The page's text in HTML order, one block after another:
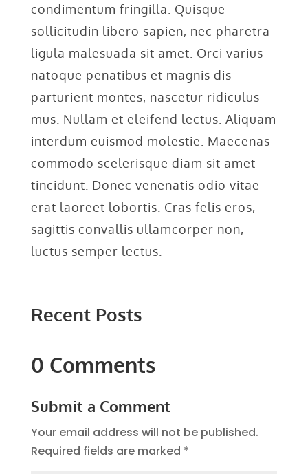
condimentum fringilla. Quisque
sollicitudin libero sapien, nec pharetra
ligula malesuada sit amet. Orci varius
natoque penatibus et magnis dis
parturient montes, nascetur ridiculus
mus. Nullam et eleifend lectus. Aliquam
interdum euismod molestie. Maecenas
commodo scelerisque diam sit amet
tincidunt. Donec venenatis odio vitae
erat laoreet lobortis. Cras felis eros,
sagittis convallis ullamcorper non,
luctus semper lectus.
Recent Posts
0 Comments
Submit a Comment
Your email address will not be published.
Required fields are marked *